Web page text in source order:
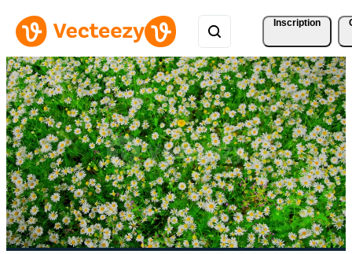
Inscription